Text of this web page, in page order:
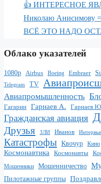
👍 ИНТЕРЕСНОЕ
Николаю Анисимову =
ВСЁ ЭТО НАДО
Облако указателей
1080p Airbus Boeing Embraer
Telegram TV
Авиапромышленность
Гагарин Гарнаев А. Гарнаев Ю.
Гражданская авиация
Друзья ЗЛИ Иванов
Катастрофы Квочур Кино
Космонавтика Космонавты
Мошенники Мошенничество
Пилотажные группы